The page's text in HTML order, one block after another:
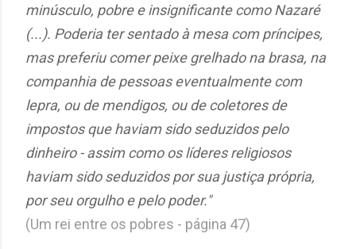
minúsculo, pobre e insignificante como Nazaré
(...). Poderia ter sentado à mesa com príncipes,
mas preferiu comer peixe grelhado na brasa, na
companhia de pessoas eventualmente com
lepra, ou de mendigos, ou de coletores de
impostos que haviam sido seduzidos pelo
dinheiro - assim como os líderes religiosos
haviam sido seduzidos por sua justiça própria,
por seu orgulho e pelo poder."
(Um rei entre os pobres - página 47)